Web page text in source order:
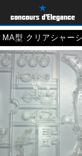
MA型 クリアシャーシ